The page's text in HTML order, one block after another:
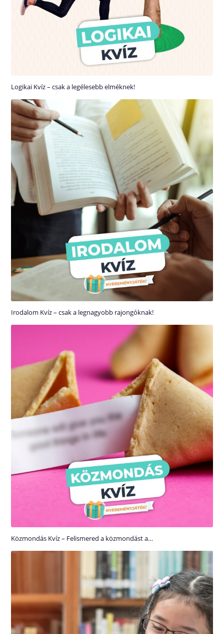
Logikai Kvíz – csak a legélesebb elméknek!
Irodalom Kvíz – csak a legnagyobb rajongóknak!
Közmondás Kvíz – Felismered a közmondást a…